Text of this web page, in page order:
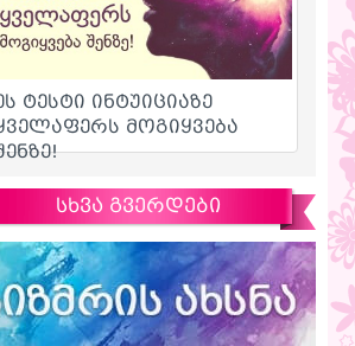
სხვა გვერდები